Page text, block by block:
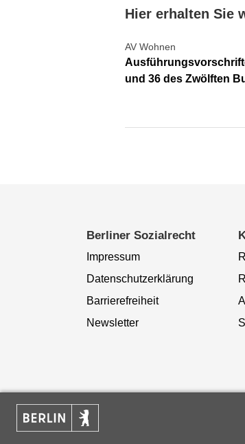
Hier erhalten Sie
AV Wohnen
und 36 des Zwölften
Berliner Sozialrecht
Impressum
Datenschutzerklärung
Barrierefreiheit
Newsletter